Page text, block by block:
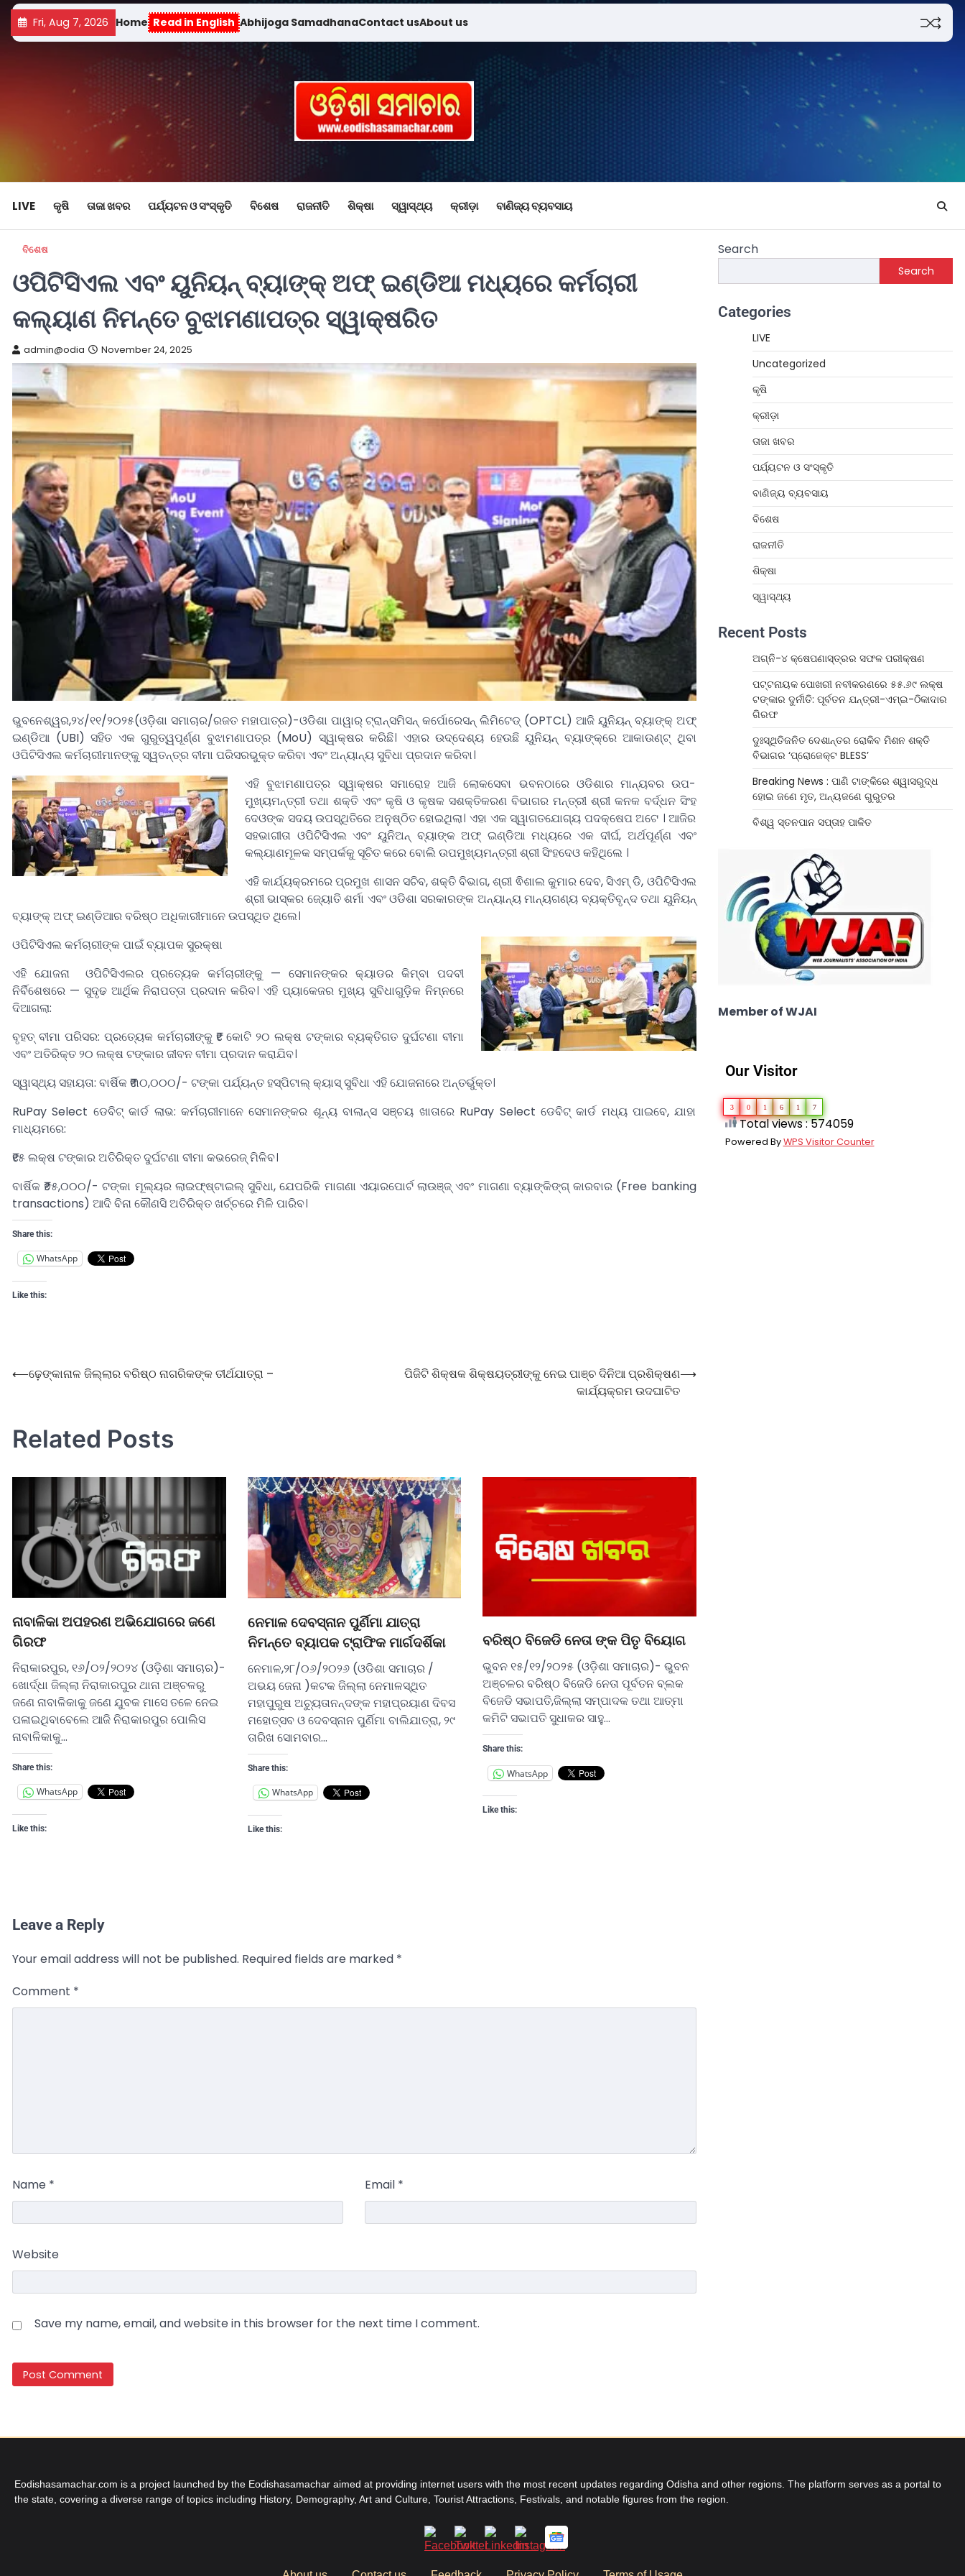
Fri, Aug 7, 2026 Home Read in English Abhijoga SamadhanaContact usAbout us
LIVE କୃଷି ତାଜା ଖବର ପର୍ଯ୍ୟଟନ ଓ ସଂସ୍କୃତି ବିଶେଷ ରାଜନୀତି ଶିକ୍ଷା ସ୍ୱାସ୍ଥ୍ୟ କ୍ରୀଡ଼ା ବାଣିଜ୍ୟ ବ୍ୟବସାୟ
ବିଶେଷ
ଓପିଟିସିଏଲ ଏବଂ ୟୁନିୟନ୍ ବ୍ୟାଙ୍କ୍ ଅଫ୍ ଇଣ୍ଡିଆ ମଧ୍ୟରେ କର୍ମଚାରୀ
କଲ୍ୟାଣ ନିମନ୍ତେ ବୁଝାମଣାପତ୍ର ସ୍ୱାକ୍ଷରିତ
admin@odia November 24, 2025
ଭୁବନେଶ୍ୱର,୨୪/୧୧/୨୦୨୫(ଓଡ଼ିଶା ସମାଚାର/ରଜତ ମହାପାତ୍ର)-ଓଡିଶା ପାୱାର୍ ଟ୍ରାନ୍ସମିସନ୍ କର୍ପୋରେସନ୍ ଲିମିଟେଡ୍ (OPTCL) ଆଜି ୟୁନିୟନ୍ ବ୍ୟାଙ୍କ୍ ଅଫ୍
ଇଣ୍ଡିଆ (UBI) ସହିତ ଏକ ଗୁରୁତ୍ୱପୂର୍ଣ୍ଣ ବୁଝାମଣାପତ୍ର (MoU) ସ୍ୱାକ୍ଷର କରିଛି। ଏହାର ଉଦ୍ଦେଶ୍ୟ ହେଉଛି ୟୁନିୟନ୍ ବ୍ୟାଙ୍କ୍‌ରେ ଆକାଉଣ୍ଟ୍ ଥିବା
ଓପିଟିସିଏଲ କର୍ମଚାରୀମାନଙ୍କୁ ସ୍ୱତନ୍ତ୍ର ବୀମା ପରିସରଭୁକ୍ତ କରିବା ଏବଂ ଅନ୍ୟାନ୍ୟ ସୁବିଧା ପ୍ରଦାନ କରିବା।
ଏହି ବୁଝାମଣାପତ୍ର ସ୍ୱାକ୍ଷର ସମାରୋହ ଆଜି ଲୋକସେବା ଭବନଠାରେ ଓଡିଶାର ମାନ୍ୟବର ଉପ-
ମୁଖ୍ୟମନ୍ତ୍ରୀ ତଥା ଶକ୍ତି ଏବଂ କୃଷି ଓ କୃଷକ ସଶକ୍ତିକରଣ ବିଭାଗର ମନ୍ତ୍ରୀ ଶ୍ରୀ କନକ ବର୍ଦ୍ଧନ ସିଂହ
ଦେଓଙ୍କ ସଦୟ ଉପସ୍ଥିତିରେ ଅନୁଷ୍ଠିତ ହୋଇଥିଲା। ଏହା ଏକ ସ୍ୱାଗତଯୋଗ୍ୟ ପଦକ୍ଷେପ ଅଟେ । ଆଜିର
ସହଭାଗୀତା ଓପିଟିସିଏଲ ଏବଂ ୟୁନିଅନ୍ ବ୍ୟାଙ୍କ ଅଫ୍ ଇଣ୍ଡିଆ ମଧ୍ୟରେ ଏକ ଦୀର୍ଘ, ଅର୍ଥପୂର୍ଣ୍ଣ ଏବଂ
କଲ୍ୟାଣମୂଳକ ସମ୍ପର୍କକୁ ସୂଚିତ କରେ ବୋଲି ଉପମୁଖ୍ୟମନ୍ତ୍ରୀ ଶ୍ରୀ ସିଂହଦେଓ କହିଥିଲେ ।
ଏହି କାର୍ଯ୍ୟକ୍ରମରେ ପ୍ରମୁଖ ଶାସନ ସଚିବ, ଶକ୍ତି ବିଭାଗ, ଶ୍ରୀ ଵିଶାଲ କୁମାର ଦେବ, ସିଏମ୍ ଡି, ଓପିଟିସିଏଲ
ଶ୍ରୀ ଭାସ୍କର ଜ୍ୟୋତି ଶର୍ମା ଏବଂ ଓଡିଶା ସରକାରଙ୍କ ଅନ୍ୟାନ୍ୟ ମାନ୍ୟଗଣ୍ୟ ବ୍ୟକ୍ତିବୃନ୍ଦ ତଥା ୟୁନିୟନ୍
ବ୍ୟାଙ୍କ୍ ଅଫ୍ ଇଣ୍ଡିଆର ବରିଷ୍ଠ ଅଧିକାରୀମାନେ ଉପସ୍ଥିତ ଥିଲେ।
ଓପିଟିସିଏଲ କର୍ମଚାରୀଙ୍କ ପାଇଁ ବ୍ୟାପକ ସୁରକ୍ଷା
ଏହି ଯୋଜନା ଓପିଟିସିଏଲର ପ୍ରତ୍ୟେକ କର୍ମଚାରୀଙ୍କୁ — ସେମାନଙ୍କର କ୍ୟାଡର କିମ୍ବା ପଦବୀ
ନିର୍ବିଶେଷରେ — ସୁଦୃଢ ଆର୍ଥିକ ନିରାପତ୍ତା ପ୍ରଦାନ କରିବ। ଏହି ପ୍ୟାକେଜର ମୁଖ୍ୟ ସୁବିଧାଗୁଡ଼ିକ ନିମ୍ନରେ
ଦିଆଗଲା:
ବୃହତ୍ ବୀମା ପରିସର: ପ୍ରତ୍ୟେକ କର୍ମଚାରୀଙ୍କୁ ₹୧ କୋଟି ୨୦ ଲକ୍ଷ ଟଙ୍କାର ବ୍ୟକ୍ତିଗତ ଦୁର୍ଘଟଣା ବୀମା
ଏବଂ ଅତିରିକ୍ତ ୨୦ ଲକ୍ଷ ଟଙ୍କାର ଜୀବନ ବୀମା ପ୍ରଦାନ କରାଯିବ।
ସ୍ୱାସ୍ଥ୍ୟ ସହାୟତା: ବାର୍ଷିକ ₹୩୦,୦୦୦/- ଟଙ୍କା ପର୍ଯ୍ୟନ୍ତ ହସ୍ପିଟାଲ୍ କ୍ୟାସ୍ ସୁବିଧା ଏହି ଯୋଜନାରେ ଅନ୍ତର୍ଭୁକ୍ତ।
RuPay Select ଡେବିଟ୍ କାର୍ଡ ଲାଭ: କର୍ମଚାରୀମାନେ ସେମାନଙ୍କର ଶୂନ୍ୟ ବାଲାନ୍ସ ସଞ୍ଚୟ ଖାତାରେ RuPay Select ଡେବିଟ୍ କାର୍ଡ ମଧ୍ୟ ପାଇବେ, ଯାହା
ମାଧ୍ୟମରେ:
₹୧୫ ଲକ୍ଷ ଟଙ୍କାର ଅତିରିକ୍ତ ଦୁର୍ଘଟଣା ବୀମା କଭରେଜ୍ ମିଳିବ।
ବାର୍ଷିକ ₹୭୫,୦୦୦/- ଟଙ୍କା ମୂଲ୍ୟର ଲାଇଫ୍‌ଷ୍ଟାଇଲ୍ ସୁବିଧା, ଯେପରିକି ମାଗଣା ଏୟାରପୋର୍ଟ ଲାଉଞ୍ଜ୍ ଏବଂ ମାଗଣା ବ୍ୟାଙ୍କିଙ୍ଗ୍ କାରବାର (Free banking
transactions) ଆଦି ବିନା କୌଣସି ଅତିରିକ୍ତ ଖର୍ଚ୍ଚରେ ମିଳି ପାରିବ।
Share this:
WhatsApp
Like this:
⟵ଢ଼େଙ୍କାନାଳ ଜିଲ୍ଲାର ବରିଷ୍ଠ ନାଗରିକଙ୍କ ତୀର୍ଥଯାତ୍ରା –
ପିଜିଟି ଶିକ୍ଷକ ଶିକ୍ଷୟତ୍ରୀଙ୍କୁ ନେଇ ପାଞ୍ଚ ଦିନିଆ ପ୍ରଶିକ୍ଷଣ
କାର୍ଯ୍ୟକ୍ରମ ଉଦଘାଟିତ
⟶
Related Posts
ନାବାଳିକା ଅପହରଣ ଅଭିଯୋଗରେ ଜଣେ
ଗିରଫ
ନିରାକାରପୁର, ୧୬/୦୨/୨୦୨୪ (ଓଡ଼ିଶା ସମାଚାର)-
ଖୋର୍ଦ୍ଧା ଜିଲ୍ଲା ନିରାକାରପୁର ଥାନା ଅଞ୍ଚଳରୁ
ଜଣେ ନାବାଳିକାକୁ ଜଣେ ଯୁବକ ମାସେ ତଳେ ନେଇ
ପଳାଇଥିବାବେଲେ ଆଜି ନିରାକାରପୁର ପୋଲିସ
ନାବାଳିକାକୁ…
Share this:
WhatsApp
Like this:
ନେମାଳ ଦେବସ୍ନାନ ପୁର୍ଣିମା ଯାତ୍ରା
ନିମନ୍ତେ ବ୍ୟାପକ ଟ୍ରାଫିକ ମାର୍ଗଦର୍ଶିକା
ନେମାଳ,୨୮/୦୬/୨୦୨୬ (ଓଡିଶା ସମାଚାର /
ଅଭୟ ଜେନା )କଟକ ଜିଲ୍ଲା ନେମାଳସ୍ଥିତ
ମହାପୁରୁଷ ଅଚ୍ୟୁତାନନ୍ଦଙ୍କ ମହାପ୍ରୟାଣ ଦିବସ
ମହୋତ୍ସବ ଓ ଦେବସ୍ନାନ ପୁର୍ଣିମା ବାଲିଯାତ୍ରା, ୨୯
ତାରିଖ ସୋମବାର…
Share this:
WhatsApp
Like this:
ବରିଷ୍ଠ ବିଜେଡି ନେତା ଙ୍କ ପିତୃ ବିୟୋଗ
ଭୁବନ ୧୫/୧୨/୨୦୨୫ (ଓଡ଼ିଶା ସମାଚାର)- ଭୁବନ
ଅଞ୍ଚଳର ବରିଷ୍ଠ ବିଜେଡି ନେତା ପୂର୍ବତନ ବ୍ଲକ
ବିଜେଡି ସଭାପତି,ଜିଲ୍ଲା ସମ୍ପାଦକ ତଥା ଆତ୍ମା
କମିଟି ସଭାପତି ସୁଧାକର ସାହୁ…
Share this:
WhatsApp
Like this:
Leave a Reply
Your email address will not be published. Required fields are marked *
Comment *
Name * Email *
Website
Save my name, email, and website in this browser for the next time I comment.
Search
Search
Categories
LIVE
Uncategorized
କୃଷି
କ୍ରୀଡ଼ା
ତାଜା ଖବର
ପର୍ଯ୍ୟଟନ ଓ ସଂସ୍କୃତି
ବାଣିଜ୍ୟ ବ୍ୟବସାୟ
ବିଶେଷ
ରାଜନୀତି
ଶିକ୍ଷା
ସ୍ୱାସ୍ଥ୍ୟ
Recent Posts
ଅଗ୍ନି-୪ କ୍ଷେପଣାସ୍ତ୍ରର ସଫଳ ପରୀକ୍ଷଣ
ପଟ୍ଟନାୟକ ପୋଖରୀ ନବୀକରଣରେ ୫୫.୬୯ ଲକ୍ଷ
ଟଙ୍କାର ଦୁର୍ନୀତି: ପୂର୍ବତନ ଯନ୍ତ୍ରୀ-ଏମ୍‌ଇ-ଠିକାଦାର
ଗିରଫ
ଦୁଃସ୍ଥିତିଜନିତ ଦେଶାନ୍ତର ରୋକିବ ମିଶନ ଶକ୍ତି
ବିଭାଗର ‘ପ୍ରୋଜେକ୍ଟ BLESS’
Breaking News : ପାଣି ଟାଙ୍କିରେ ଶ୍ୱାସରୁଦ୍ଧ
ହୋଇ ଜଣେ ମୃତ, ଅନ୍ୟଜଣେ ଗୁରୁତର
ବିଶ୍ୱ ସ୍ତନପାନ ସପ୍ତାହ ପାଳିତ
Member of WJAI
Our Visitor
3 0 1 6 1 7
Total views : 574059
Powered ByWPS Visitor Counter
Eodishasamachar.com is a project launched by the Eodishasamachar aimed at providing internet users with the most recent updates regarding Odisha and other regions. The platform serves as a portal to
the state, covering a diverse range of topics including History, Demography, Art and Culture, Tourist Attractions, Festivals, and notable figures from the region.